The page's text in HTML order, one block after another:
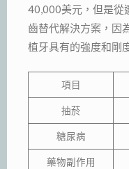
40,000美元，但是從
齒替代解決方案，因
植牙具有的強度和剛
項目
抽菸
糖尿病
藥物副作用